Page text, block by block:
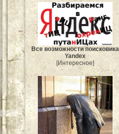
Все возможности поисковика
Yandex
[Интересное]